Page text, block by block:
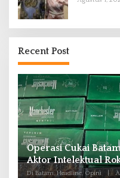
Recent Post
Operasi Cukai
Aktor Intelektual
Di Batam, Headline, Opini |